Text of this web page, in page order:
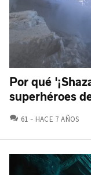
Por qué
superhéroes
61 COMENTARIOS
HACE 7 AÑOS